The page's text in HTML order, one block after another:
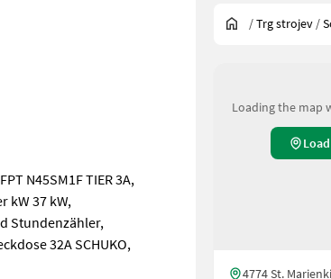
N45SM1F TIER 3A,
kW 37 kW,
Stundenzähler,
32A SCHUKO,
/Trg strojev /
Loading the map
4774 St.